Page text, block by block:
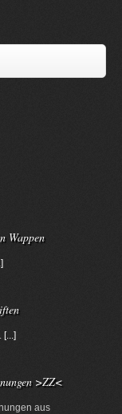
Wappen
[...]
>ZZ<
aus